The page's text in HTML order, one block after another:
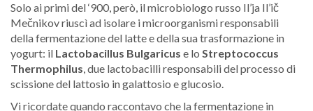
Solo ai primi del ‘900, però, il microbiologo russo Il’ja Il’ič
Mečnikov riuscì ad isolare i microorganismi responsabili
della fermentazione del latte e della sua trasformazione in
yogurt: il Lactobacillus Bulgaricus e lo Streptococcus
Thermophilus, due lactobacilli responsabili del processo di
scissione del lattosio in galattosio e glucosio.
Vi ricordate quando raccontavo che la fermentazione in